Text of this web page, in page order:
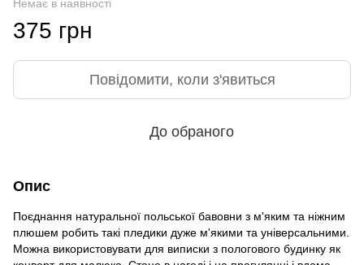
Немає в наявності
375 грн
Повідомити, коли з'явиться
До обраного
Опис
Поєднання натуральної польської бавовни з м'яким та ніжним
плюшем робить такі пледики дуже м'якими та універсальними.
Можна використовувати для виписки з пологового будинку як